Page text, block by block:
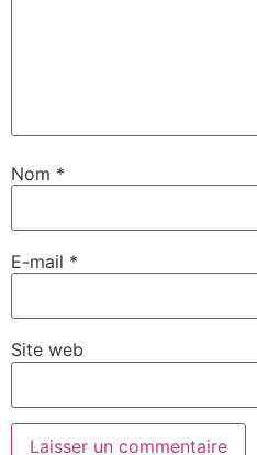
Nom *
E-mail *
Site web